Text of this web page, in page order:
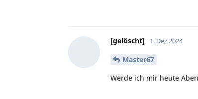
[gelöscht] 1. Dez 2024
Master67
Werde ich mir heute